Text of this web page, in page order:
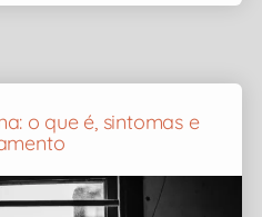
o que é, sintomas e